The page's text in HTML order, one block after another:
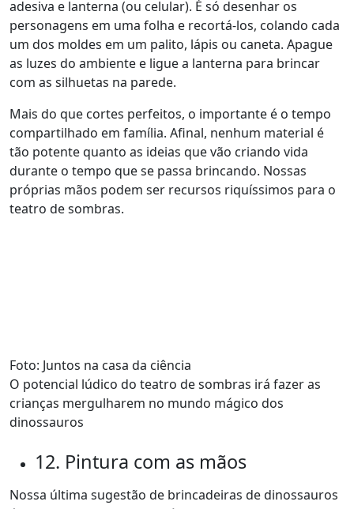
adesiva e lanterna (ou celular). É só desenhar os
personagens em uma folha e recortá-los, colando cada
um dos moldes em um palito, lápis ou caneta. Apague
as luzes do ambiente e ligue a lanterna para brincar
com as silhuetas na parede.
Mais do que cortes perfeitos, o importante é o tempo
compartilhado em família. Afinal, nenhum material é
tão potente quanto as ideias que vão criando vida
durante o tempo que se passa brincando. Nossas
próprias mãos podem ser recursos riquíssimos para o
teatro de sombras.
Foto: Juntos na casa da ciência
O potencial lúdico do teatro de sombras irá fazer as
crianças mergulharem no mundo mágico dos
dinossauros
12. Pintura com as mãos
Nossa última sugestão de brincadeiras de dinossauros